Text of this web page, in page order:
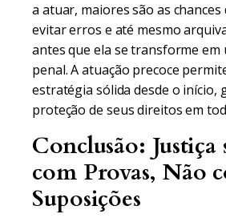
a atuar, maiores são as
evitar erros e até mesmo
antes que ela se transforme em
penal. A atuação precoce
estratégia sólida desde o início,
proteção de seus direitos em
Conclusão: Justiça
com Provas, Não
Suposições